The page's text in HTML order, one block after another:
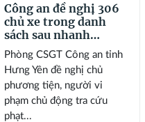
Công an đề nghị 306
chủ xe trong danh
sách sau nhanh
chóng nộp phạt
nguội theo Nghị định
168
Phòng CSGT Công an tỉnh
Hưng Yên đề nghị chủ
phương tiện, người vi
phạm chủ động tra cứu
phạt...